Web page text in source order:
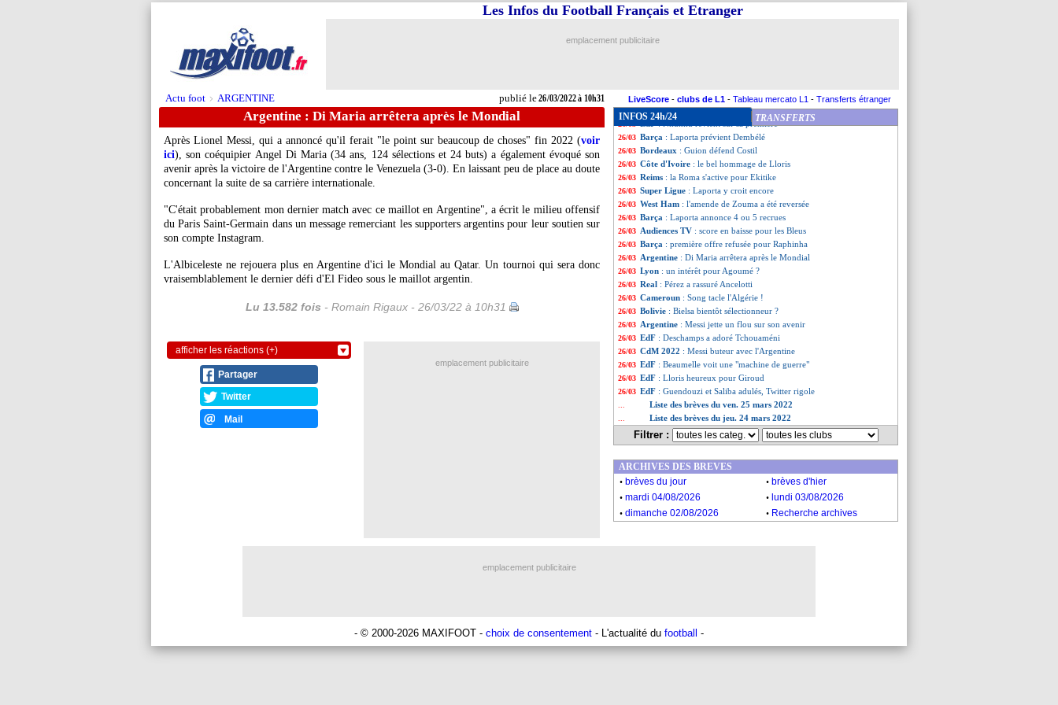
Actu foot > ARGENTINE publié le26/03/2022 à 10h31
Les Infos du Football Français et Etranger
emplacement publicitaire
LiveScore - clubs de L1 - Tableau mercato L1 - Transferts étranger
Argentine : Di Maria arrêtera après le Mondial
Après Lionel Messi, qui a annoncé qu'il ferait "le point sur beaucoup de choses" fin 2022 (voir
ici), son coéquipier Angel Di Maria (34 ans, 124 sélections et 24 buts) a également évoqué son
avenir après la victoire de l'Argentine contre le Venezuela (3-0). En laissant peu de place au doute
concernant la suite de sa carrière internationale.
"C'était probablement mon dernier match avec ce maillot en Argentine", a écrit le milieu offensif
du Paris Saint-Germain dans un message remerciant les supporters argentins pour leur soutien sur
son compte Instagram.
L'Albiceleste ne rejouera plus en Argentine d'ici le Mondial au Qatar. Un tournoi qui sera donc
vraisemblablement le dernier défi d'El Fideo sous le maillot argentin.
Lu 13.582 fois - Romain Rigaux - 26/03/22 à 10h31
afficher les réactions (+)
Partager
Twitter
Mail
INFOS 24h/24 TRANSFERTS
26/03 Italie: la mère de Mancini voulait Balotelli
26/03 Amical : la Croatie accrochée par la Slovénie
26/03 Maroc
26/03 Bologne : Mihajlovic va être réhospitalisé
26/03 OM: des examens rassurants pour Milik
: Nkunku revient sur sa première
26/03 Barça : Laporta prévient Dembélé
26/03 Bordeaux : Guion défend Costil
26/03 Côte d'Ivoire : le bel hommage de Lloris
26/03 Reims : la Roma s'active pour Ekitike
26/03 Super Ligue : Laporta y croit encore
26/03 West Ham : l'amende de Zouma a été reversée
26/03 Barça : Laporta annonce 4 ou 5 recrues
26/03 Audiences TV : score en baisse pour les Bleus
26/03 Barça : première offre refusée pour Raphinha
26/03 Argentine : Di Maria arrêtera après le Mondial
26/03 Lyon : un intérêt pour Agoumé ?
26/03 Real : Pérez a rassuré Ancelotti
26/03 Cameroun : Song tacle l'Algérie !
26/03 Bolivie : Bielsa bientôt sélectionneur ?
26/03 Argentine : Messi jette un flou sur son avenir
26/03 EdF : Deschamps a adoré Tchouaméni
26/03 CdM 2022 : Messi buteur avec l'Argentine
26/03 EdF : Beaumelle voit une "machine de guerre"
26/03 EdF : Lloris heureux pour Giroud
26/03 EdF : Guendouzi et Saliba adulés, Twitter rigole
Liste des brèves du ven. 25 mars 2022
Liste des brèves du jeu. 24 mars 2022
Filtrer :
emplacement publicitaire
ARCHIVES DES BREVES
. brèves du jour . brèves d'hier
. mardi 04/08/2026 . lundi 03/08/2026
. dimanche 02/08/2026 . Recherche archives
emplacement publicitaire
- © 2000-2026 MAXIFOOT - choix de consentement - L'actualité du football -